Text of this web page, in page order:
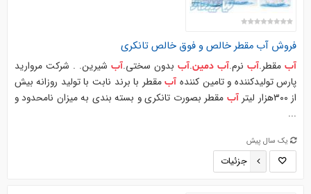
فروش آب مقطر خالص و فوق خالص تانکری
آبمقطر.آبنرم.آب دمین.آببدون سختی.آب شیرین. . شرکت مروارید
پارس تولیدکننده و تامین کننده آبمقطر با برند نابت با تولید روزانه بیش
از ۳۰۰هزار لیتر
آب مقطر بصورت تانکری و بسته بندی به میزان نامحدود و
...
یک سال پیش
جزئیات